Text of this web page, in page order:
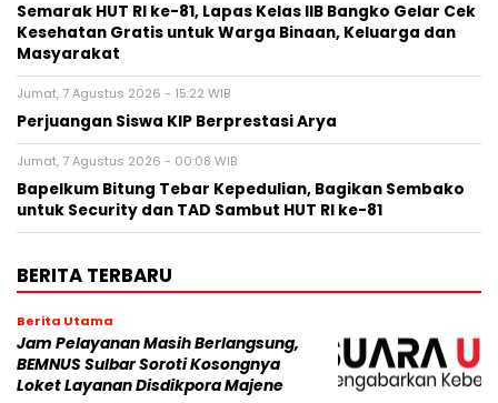
Semarak HUT RI ke-81, Lapas Kelas IIB Bangko Gelar Cek
Kesehatan Gratis untuk Warga Binaan, Keluarga dan
Masyarakat
Jumat, 7 Agustus 2026 - 15:22 WIB
Perjuangan Siswa KIP Berprestasi Arya
Jumat, 7 Agustus 2026 - 00:08 WIB
Bapelkum Bitung Tebar Kepedulian, Bagikan Sembako
untuk Security dan TAD Sambut HUT RI ke-81
BERITA TERBARU
Berita Utama
Jam Pelayanan Masih Berlangsung,
BEMNUS Sulbar Soroti Kosongnya
Loket Layanan Disdikpora Majene